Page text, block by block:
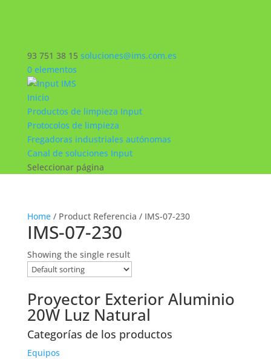
93 751 38 15 soluciones@ims.com.es
0 elementos
Inicio
Productos de limpieza Input
Protocolos de limpieza
Fregadoras industriales autónomas
Canal de soluciones Input
Seleccionar página
Home/ Product Referencia / IMS-07-230
IMS-07-230
Showing the single result
Proyector Exterior Aluminio
20W Luz Natural
Categorías de los productos
Equipos